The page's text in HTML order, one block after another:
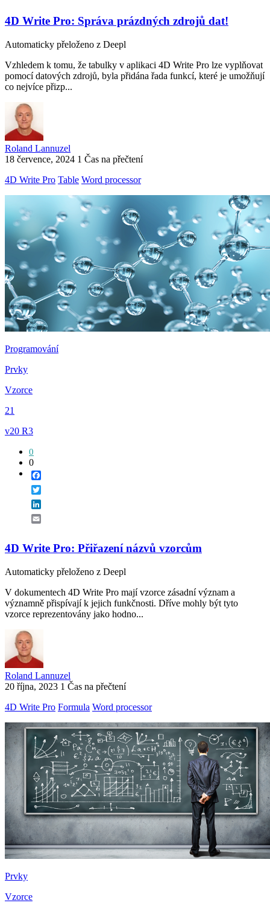
4D Write Pro: Správa prázdných zdrojů dat!
Automaticky přeloženo z Deepl
Vzhledem k tomu, že tabulky v aplikaci 4D Write Pro lze vyplňovat
pomocí datových zdrojů, byla přidána řada funkcí, které je umožňují
co nejvíce přizp...
Roland Lannuzel
18 července, 2024 1 Čas na přečtení
4D Write Pro Table Word processor
Programování
Prvky
Vzorce
21
v20 R3
0
0
4D Write Pro: Přiřazení názvů vzorcům
Automaticky přeloženo z Deepl
V dokumentech 4D Write Pro mají vzorce zásadní význam a
významně přispívají k jejich funkčnosti. Dříve mohly být tyto
vzorce reprezentovány jako hodno...
Roland Lannuzel
20 října, 2023 1 Čas na přečtení
4D Write Pro Formula Word processor
Prvky
Vzorce